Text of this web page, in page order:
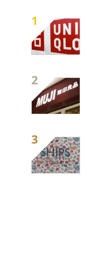
1
2
3